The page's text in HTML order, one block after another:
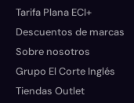
Tarifa Plana ECI+
Descuentos de marcas
Sobre nosotros
Grupo El Corte Inglés
Tiendas Outlet